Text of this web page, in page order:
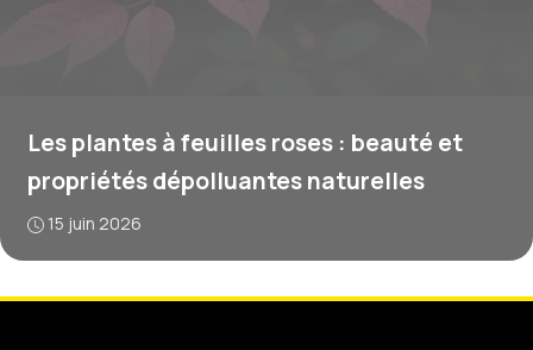
Les plantes à feuilles roses : beauté et
propriétés dépolluantes naturelles
15 juin 2026